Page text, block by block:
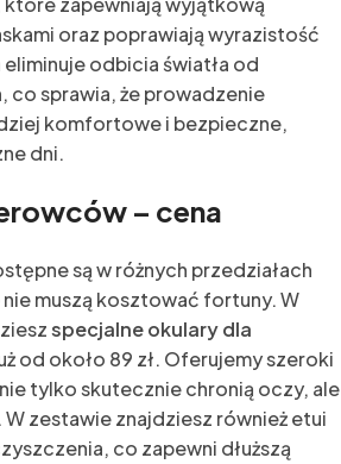
oraz poprawiają wyrazistość
odbicia światła od
co sprawia, że prowadzenie
komfortowe i bezpieczne,
dni.
– cena
są w różnych przedziałach
muszą kosztować fortuny. W
specjalne okulary dla
od około 89 zł. Oferujemy szeroki
tylko skutecznie chronią oczy, ale
zestawie znajdziesz również etui
co zapewni dłuższą